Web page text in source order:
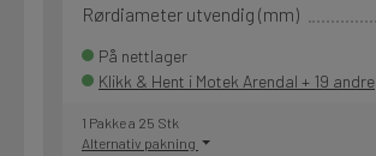
Rørdiameter utvendig (mm)
På nettlager
Klikk & Hent i Motek Arendal + 19 andre
1 Pakke a 25 Stk
Alternativ pakning